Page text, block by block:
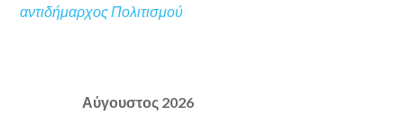
αντιδήμαρχος Πολιτισμού
Αύγουστος 2026